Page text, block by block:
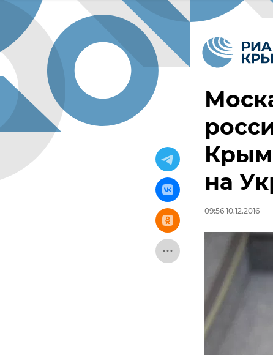
на
09:56 10.12.2016